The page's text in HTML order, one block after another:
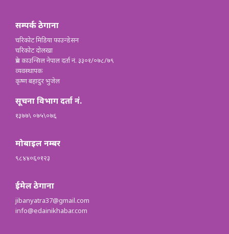
सम्पर्क ठेगाना
चरिकोट मिडिया फाउन्डेसन
चरिकोट दोलखा
प्रेस काउन्सिल नेपाल दर्ता नं. ३३०१/०७८/७९
व्यवस्थापक
कृष्ण बहादुर भुजेल
सूचना विभाग दर्ता नं.
१३७७\ ०७५\०७६
मोबाइल नम्बर
९८४४०६०१२३
ईमेल ठेगाना
jibanyatra37@gmail.com
info@edainikhabar.com